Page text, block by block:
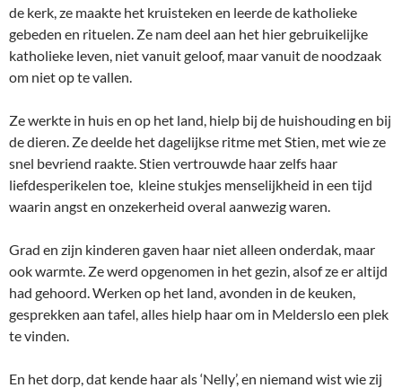
de kerk, ze maakte het kruisteken en leerde de katholieke
gebeden en rituelen. Ze nam deel aan het hier gebruikelijke
katholieke leven, niet vanuit geloof, maar vanuit de noodzaak
om niet op te vallen.
Ze werkte in huis en op het land, hielp bij de huishouding en bij
de dieren. Ze deelde het dagelijkse ritme met Stien, met wie ze
snel bevriend raakte. Stien vertrouwde haar zelfs haar
liefdesperikelen toe, kleine stukjes menselijkheid in een tijd
waarin angst en onzekerheid overal aanwezig waren.
Grad en zijn kinderen gaven haar niet alleen onderdak, maar
ook warmte. Ze werd opgenomen in het gezin, alsof ze er altijd
had gehoord. Werken op het land, avonden in de keuken,
gesprekken aan tafel, alles hielp haar om in Melderslo een plek
te vinden.
En het dorp, dat kende haar als ‘Nelly’, en niemand wist wie zij